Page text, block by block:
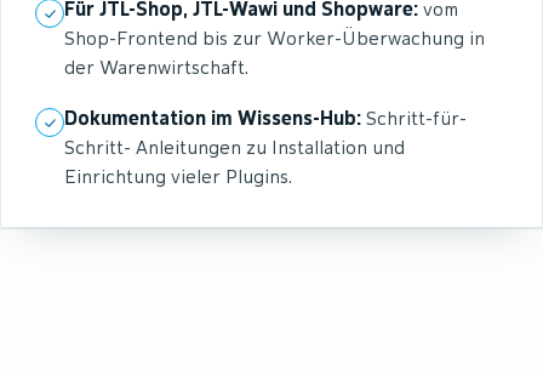
Für JTL-Shop, JTL-Wawi und Shopware: vom
Shop-Frontend bis zur Worker-Überwachung in
der Warenwirtschaft.
Dokumentation im Wissens-Hub: Schritt-für-
Schritt- Anleitungen zu Installation und
Einrichtung vieler Plugins.